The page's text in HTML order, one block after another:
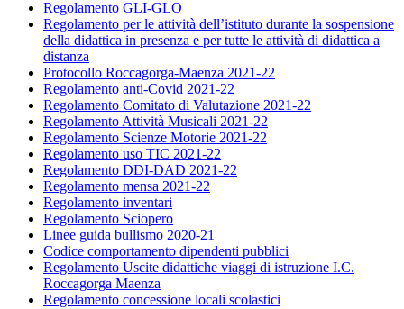
Regolamento GLI-GLO
Regolamento per le attività dell’istituto durante la sospensione
della didattica in presenza e per tutte le attività di didattica a
distanza
Protocollo Roccagorga-Maenza 2021-22
Regolamento anti-Covid 2021-22
Regolamento Comitato di Valutazione 2021-22
Regolamento Attività Musicali 2021-22
Regolamento Scienze Motorie 2021-22
Regolamento uso TIC 2021-22
Regolamento DDI-DAD 2021-22
Regolamento mensa 2021-22
Regolamento inventari
Regolamento Sciopero
Linee guida bullismo 2020-21
Codice comportamento dipendenti pubblici
Regolamento Uscite didattiche viaggi di istruzione I.C.
Roccagorga Maenza
Regolamento concessione locali scolastici